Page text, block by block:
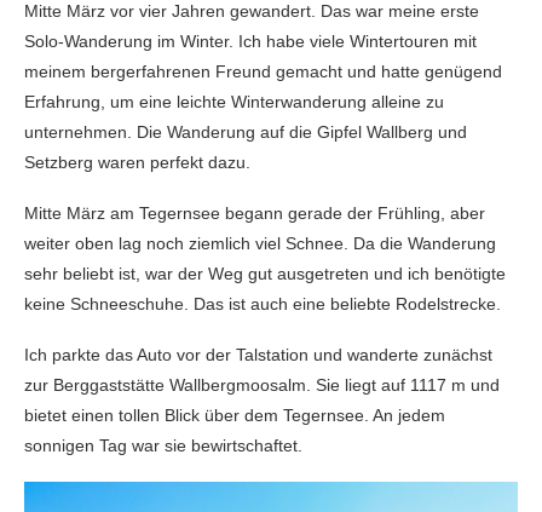
Mitte März vor vier Jahren gewandert. Das war meine erste
Solo-Wanderung im Winter. Ich habe viele Wintertouren mit
meinem bergerfahrenen Freund gemacht und hatte genügend
Erfahrung, um eine leichte Winterwanderung alleine zu
unternehmen. Die Wanderung auf die Gipfel Wallberg und
Setzberg waren perfekt dazu.
Mitte März am Tegernsee begann gerade der Frühling, aber
weiter oben lag noch ziemlich viel Schnee. Da die Wanderung
sehr beliebt ist, war der Weg gut ausgetreten und ich benötigte
keine Schneeschuhe. Das ist auch eine beliebte Rodelstrecke.
Ich parkte das Auto vor der Talstation und wanderte zunächst
zur Berggaststätte Wallbergmoosalm. Sie liegt auf 1117 m und
bietet einen tollen Blick über dem Tegernsee. An jedem
sonnigen Tag war sie bewirtschaftet.